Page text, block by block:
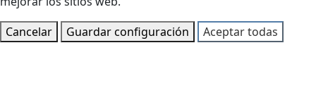
Cancelar
Guardar configuración Aceptar todas